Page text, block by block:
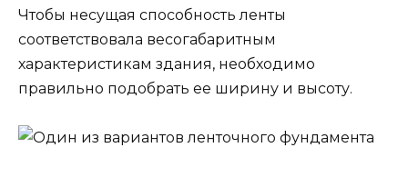
Чтобы несущая способность ленты
соответствовала весогабаритным
характеристикам здания, необходимо
правильно подобрать ее ширину и высоту.